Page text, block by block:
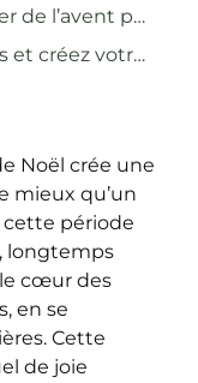
Les avantages d’un calendrier de l’avent pensé pour les femmes
Inspirez-vous des tendances et créez votre propre tradition
Noël crée une
mieux qu’un
cette période
longtemps
le cœur des
en se
Cette
de joie